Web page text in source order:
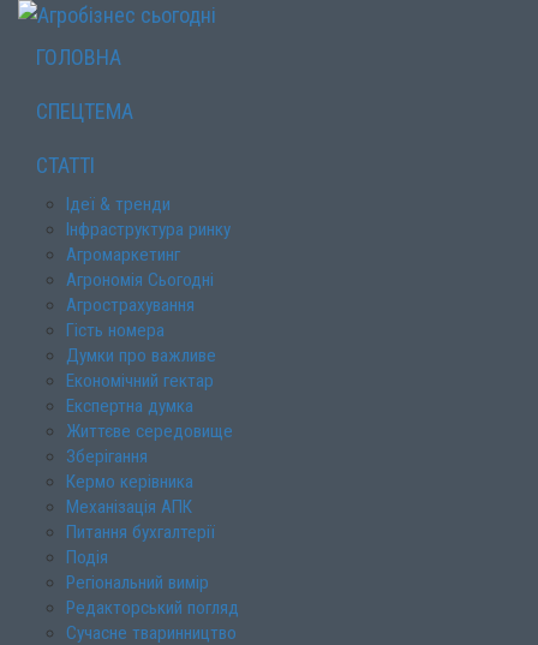
ГОЛОВНА
СПЕЦТЕМА
СТАТТІ
Ідеї & тренди
Інфраструктура ринку
Агромаркетинг
Агрономія Сьогодні
Агрострахування
Гість номера
Думки про важливе
Економічний гектар
Експертна думка
Життєве середовище
Зберігання
Кермо керівника
Механізація АПК
Питання бухгалтерії
Подія
Регіональний вимір
Редакторський погляд
Сучасне тваринництво